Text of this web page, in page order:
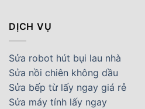
DỊCH VỤ
Sửa robot hút bụi lau nhà
Sửa nồi chiên không dầu
Sửa bếp từ lấy ngay giá rẻ
Sửa máy tính lấy ngay